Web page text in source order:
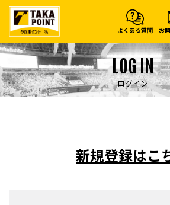
よくある質問 お
LOG IN
ログイン
新規登録はこ